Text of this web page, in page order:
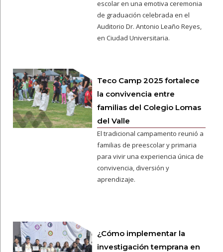
escolar en una emotiva ceremonia
de graduación celebrada en el
Auditorio Dr. Antonio Leaño Reyes,
en Ciudad Universitaria.
Teco Camp 2025 fortalece
la convivencia entre
familias del Colegio Lomas
del Valle
El tradicional campamento reunió a
familias de preescolar y primaria
para vivir una experiencia única de
convivencia, diversión y
aprendizaje.
¿Cómo implementar la
investigación temprana en